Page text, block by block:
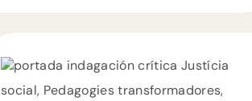
Justícia
social, Pedagogies transformadores,